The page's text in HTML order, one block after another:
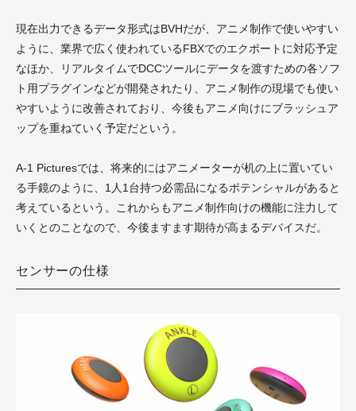
現在出力できるデータ形式はBVHだが、アニメ制作で使いやすい
ように、業界で広く使われているFBXでのエクポートに対応予定
なほか、リアルタイムでDCCツールにデータを渡すための各ソフ
ト用プラグインなどが開発されたり、アニメ制作の現場でも使い
やすいように改善されており、今後もアニメ向けにブラッシュア
ップを重ねていく予定だという。
A-1 Picturesでは、将来的にはアニメーターが机の上に置いてい
る手鏡のように、1人1台持つ必需品になるポテンシャルがあると
考えているという。これからもアニメ制作向けの機能に注力して
いくとのことなので、今後ますます期待が高まるデバイスだ。
センサーの仕様